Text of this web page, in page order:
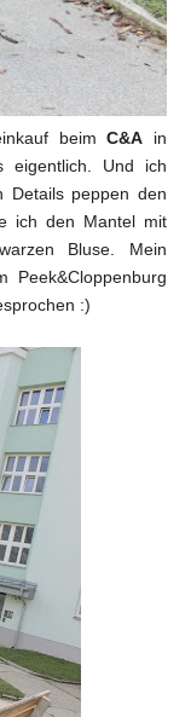
beim C&A in
eigentlich. Und ich
Details peppen den
ich den Mantel mit
Bluse. Mein
:)